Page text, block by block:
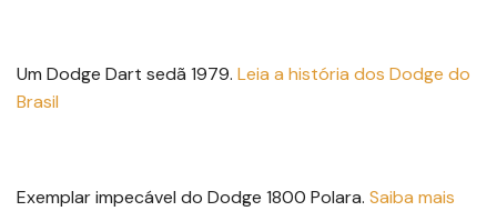
Um Dodge Dart sedã 1979. Leia a história dos Dodge do
Brasil
Exemplar impecável do Dodge 1800 Polara. Saiba mais